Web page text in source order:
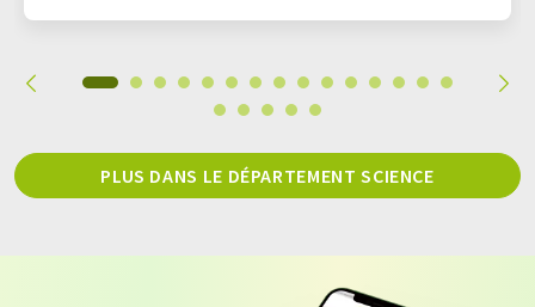
PLUS DANS LE DÉPARTEMENT SCIENCE